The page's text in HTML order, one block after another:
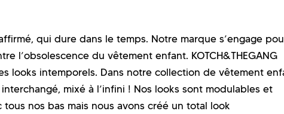
qui dure dans le temps. Notre marque s’engage
l’obsolescence du vêtement enfant. KOTCH&THEGANG
looks intemporels. Dans notre collection de vêtement
mixé à l’infini ! Nos looks sont modulables et
nos bas mais nous avons créé un total look